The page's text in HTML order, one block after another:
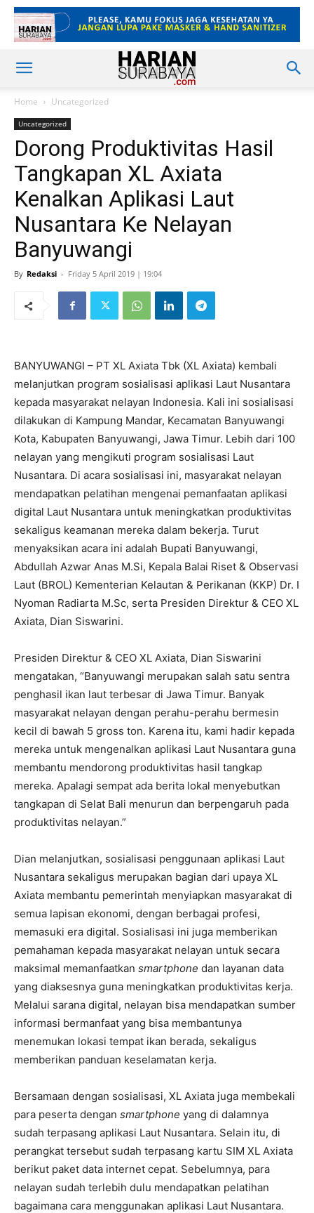
Home Uncategorized
Uncategorized
Dorong Produktivitas Hasil
Tangkapan XL Axiata
Kenalkan Aplikasi Laut
Nusantara Ke Nelayan
Banyuwangi
By Redaksi - Friday 5 April 2019 | 19:04
BANYUWANGI – PT XL Axiata Tbk (XL Axiata) kembali
melanjutkan program sosialisasi aplikasi Laut Nusantara
kepada masyarakat nelayan Indonesia. Kali ini sosialisasi
dilakukan di Kampung Mandar, Kecamatan Banyuwangi
Kota, Kabupaten Banyuwangi, Jawa Timur. Lebih dari 100
nelayan yang mengikuti program sosialisasi Laut
Nusantara. Di acara sosialisasi ini, masyarakat nelayan
mendapatkan pelatihan mengenai pemanfaatan aplikasi
digital Laut Nusantara untuk meningkatkan produktivitas
sekaligus keamanan mereka dalam bekerja. Turut
menyaksikan acara ini adalah Bupati Banyuwangi,
Abdullah Azwar Anas M.Si, Kepala Balai Riset & Observasi
Laut (BROL) Kementerian Kelautan & Perikanan (KKP) Dr. I
Nyoman Radiarta M.Sc, serta Presiden Direktur & CEO XL
Axiata, Dian Siswarini.
Presiden Direktur & CEO XL Axiata, Dian Siswarini
mengatakan, “Banyuwangi merupakan salah satu sentra
penghasil ikan laut terbesar di Jawa Timur. Banyak
masyarakat nelayan dengan perahu-perahu bermesin
kecil di bawah 5 gross ton. Karena itu, kami hadir kepada
mereka untuk mengenalkan aplikasi Laut Nusantara guna
membantu mendorong produktivitas hasil tangkap
mereka. Apalagi sempat ada berita lokal menyebutkan
tangkapan di Selat Bali menurun dan berpengaruh pada
produktivitas nelayan.”
Dian melanjutkan, sosialisasi penggunaan aplikasi Laut
Nusantara sekaligus merupakan bagian dari upaya XL
Axiata membantu pemerintah menyiapkan masyarakat di
semua lapisan ekonomi, dengan berbagai profesi,
memasuki era digital. Sosialisasi ini juga memberikan
pemahaman kepada masyarakat nelayan untuk secara
maksimal memanfaatkan smartphone dan layanan data
yang diaksesnya guna meningkatkan produktivitas kerja.
Melalui sarana digital, nelayan bisa mendapatkan sumber
informasi bermanfaat yang bisa membantunya
menemukan lokasi tempat ikan berada, sekaligus
memberikan panduan keselamatan kerja.
Bersamaan dengan sosialisasi, XL Axiata juga membekali
para peserta dengan smartphone yang di dalamnya
sudah terpasang aplikasi Laut Nusantara. Selain itu, di
perangkat tersebut sudah terpasang kartu SIM XL Axiata
berikut paket data internet cepat. Sebelumnya, para
nelayan sudah terlebih dulu mendapatkan pelatihan
bagaimana cara menggunakan aplikasi Laut Nusantara.